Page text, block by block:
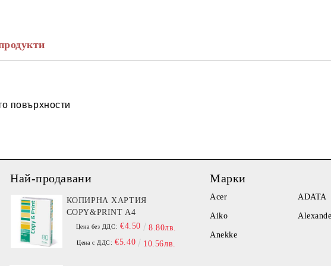
повърхности
Най-продавани
КОПИРНА ХАРТИЯ
COPY&PRINT A4
Цена без ДДС: €4.50 8.80лв.
Цена с ДДС: €5.40 10.56лв.
Марки
Acer ADATA
Aiko
Anekke